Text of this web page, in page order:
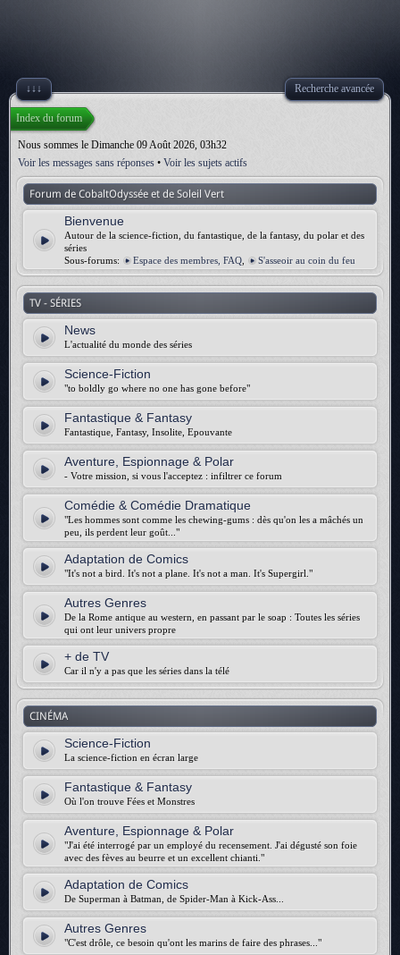
↓↓↓ Recherche avancée
Index du forum
Nous sommes le Dimanche 09 Août 2026, 03h32
Voir les messages sans réponses • Voir les sujets actifs
Forum de CobaltOdyssée et de Soleil Vert
Bienvenue
Autour de la science-fiction, du fantastique, de la fantasy, du polar et des
séries
Sous-forums:
Espace des membres, FAQ S'asseoir au coin du feu
TV - SÉRIES
News
L'actualité du monde des séries
Science-Fiction
"to boldly go where no one has gone before"
Fantastique & Fantasy
Fantastique, Fantasy, Insolite, Epouvante
Aventure, Espionnage & Polar
- Votre mission, si vous l'acceptez : infiltrer ce forum
Comédie & Comédie Dramatique
"Les hommes sont comme les chewing-gums : dès qu'on les a mâchés un
peu, ils perdent leur goût..."
Adaptation de Comics
"It's not a bird. It's not a plane. It's not a man. It's Supergirl."
Autres Genres
De la Rome antique au western, en passant par le soap : Toutes les séries
qui ont leur univers propre
+ de TV
Car il n'y a pas que les séries dans la télé
CINÉMA
Science-Fiction
La science-fiction en écran large
Fantastique & Fantasy
Où l'on trouve Fées et Monstres
Aventure, Espionnage & Polar
"J'ai été interrogé par un employé du recensement. J'ai dégusté son foie
avec des fèves au beurre et un excellent chianti."
Adaptation de Comics
De Superman à Batman, de Spider-Man à Kick-Ass...
Autres Genres
"C'est drôle, ce besoin qu'ont les marins de faire des phrases..."